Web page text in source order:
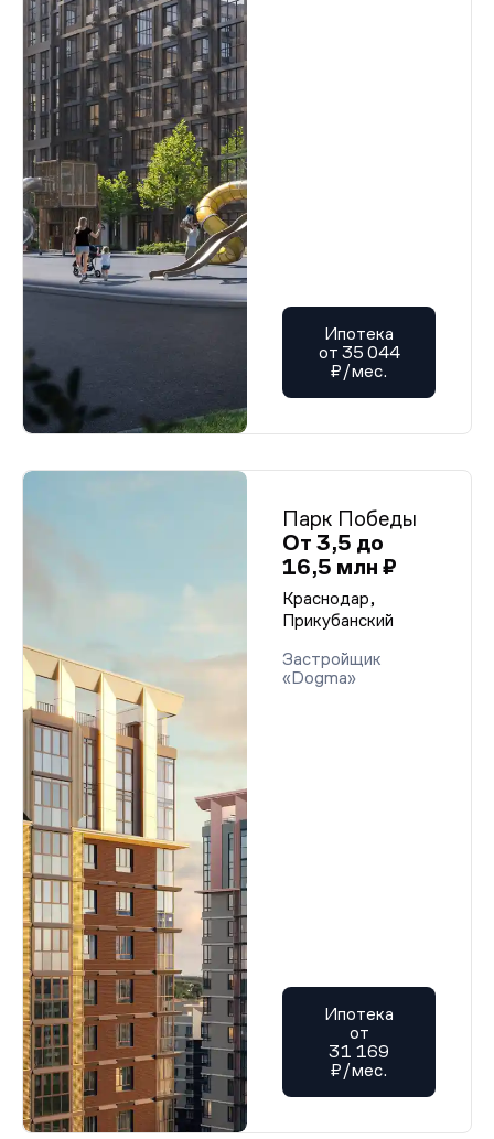
Ипотека
от 35 044
₽/мес.
Парк Победы
От 3,5 до
16,5 млн ₽
Краснодар,
Прикубанский
Застройщик
«Dogma»
Ипотека
от
31 169
₽/мес.